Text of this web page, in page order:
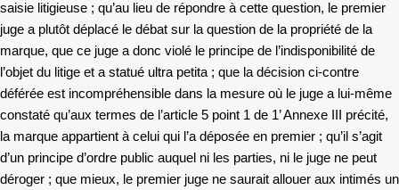
saisie litigieuse ; qu’au lieu de répondre à cette question, le premier
juge a plutôt déplacé le débat sur la question de la propriété de la
marque, que ce juge a donc violé le principe de l’indisponibilité de
l’objet du litige et a statué ultra petita ; que la décision ci-contre
déférée est incompréhensible dans la mesure où le juge a lui-même
constaté qu’aux termes de l’article 5 point 1 de 1’ Annexe III précité,
la marque appartient à celui qui l’a déposée en premier ; qu’il s’agit
d’un principe d’ordre public auquel ni les parties, ni le juge ne peut
déroger ; que mieux, le premier juge ne saurait allouer aux intimés un